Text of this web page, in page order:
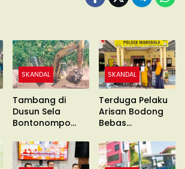
SKANDAL
Tambang di
Dusun Sela
Bontonompo
SKANDAL
Terduga Pelaku
Arisan Bodong
Bebas